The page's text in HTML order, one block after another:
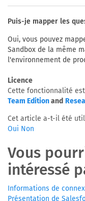
Puis-je mapper les
Oui, vous pouvez
Sandbox de la même
l'environnement de
Licence
Cette fonctionnalité
Team Editionand
Cet article a-t-il été
Oui Non
Vous
intéressé
Informations de
Présentation de